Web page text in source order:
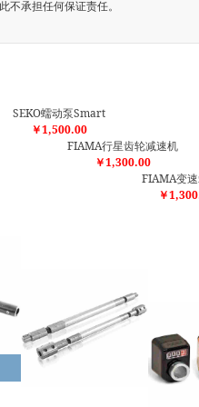
承担任何保证责任。
SEKO蠕动泵Smart
￥1,500.00
FIAMA行星齿轮减速机
￥1,300.00
FIAMA变
￥